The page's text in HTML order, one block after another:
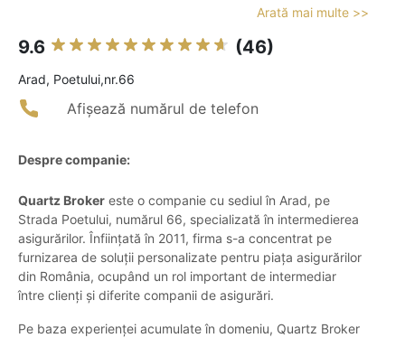
Arată mai multe >>
9.6 (46)
Arad, Poetului,nr.66
Afișează numărul de telefon
Despre companie:
Quartz Broker este o companie cu sediul în Arad, pe
Strada Poetului, numărul 66, specializată în intermedierea
asigurărilor. Înființată în 2011, firma s-a concentrat pe
furnizarea de soluții personalizate pentru piața asigurărilor
din România, ocupând un rol important de intermediar
între clienți și diferite companii de asigurări.
Pe baza experienței acumulate în domeniu, Quartz Broker